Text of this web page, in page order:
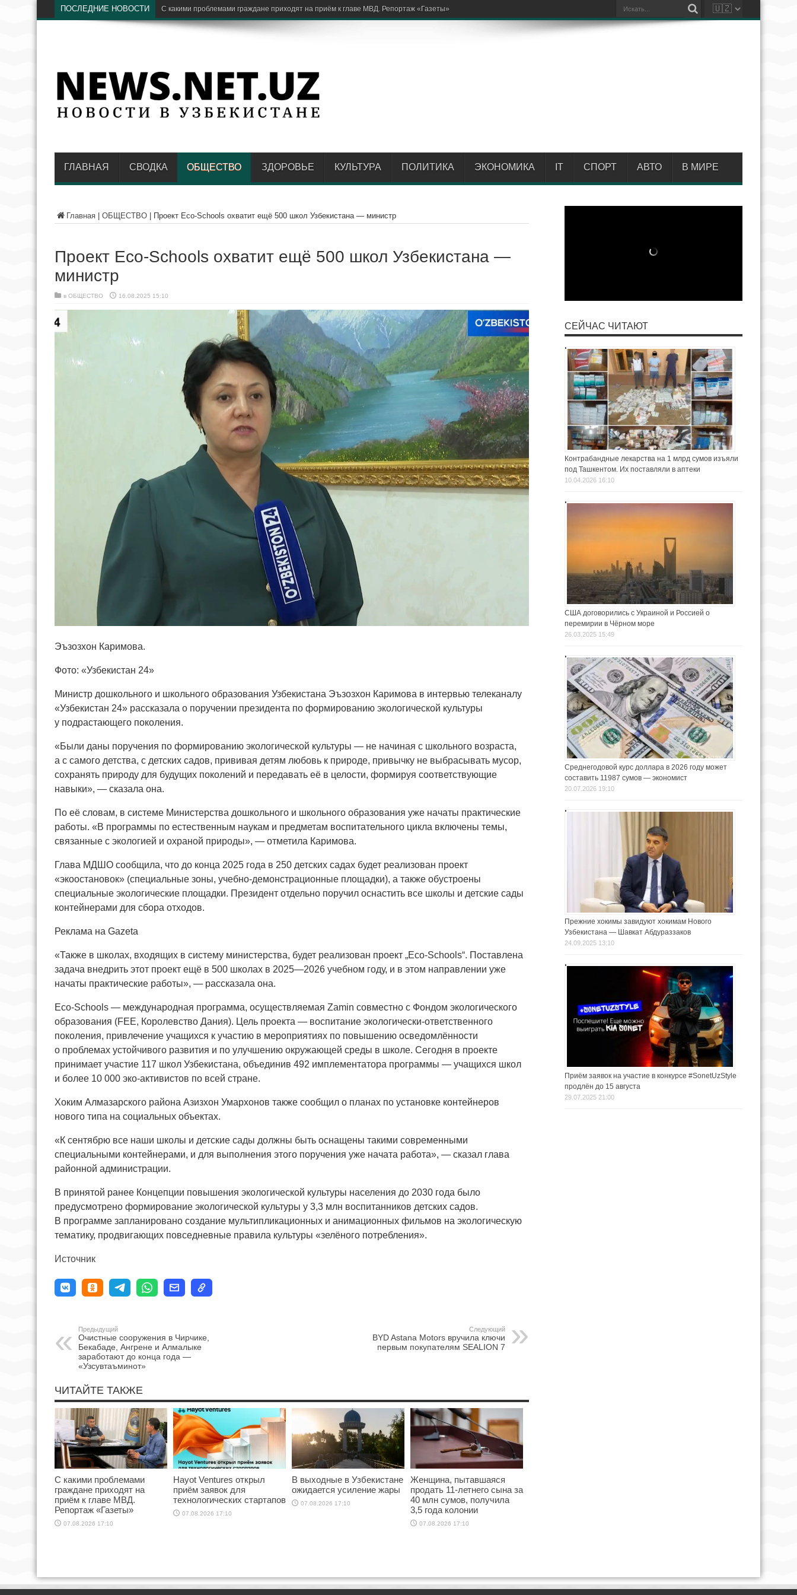
ПОСЛЕДНИЕ НОВОСТИ Hayot Venture
ГЛАВНАЯ СВОДКА ОБЩЕСТВО ЗДОРОВЬЕ КУЛЬТУРА ПОЛИТИКА ЭКОНОМИКА IT СПОРТ АВТО В МИРЕ
Главная ОБЩЕСТВО Проект Eco-Schools охватит ещё 500 школ Узбекистана — министр
Проект Eco-Schools охватит ещё 500 школ Узбекистана —
министр
в ОБЩЕСТВО 16.08.2025 15:10
Эъзозхон Каримова.
Фото: «Узбекистан 24»
Министр дошкольного и школьного образования Узбекистана Эъзозхон Каримова в интервью телеканалу
«Узбекистан 24» рассказала о поручении президента по формированию экологической культуры
у подрастающего поколения.
«Были даны поручения по формированию экологической культуры — не начиная с школьного возраста,
а с самого детства, с детских садов, прививая детям любовь к природе, привычку не выбрасывать мусор,
сохранять природу для будущих поколений и передавать её в целости, формируя соответствующие
навыки», — сказала она.
По её словам, в системе Министерства дошкольного и школьного образования уже начаты практические
работы. «В программы по естественным наукам и предметам воспитательного цикла включены темы,
связанные с экологией и охраной природы», — отметила Каримова.
Глава МДШО сообщила, что до конца 2025 года в 250 детских садах будет реализован проект
«экоостановок» (специальные зоны, учебно-демонстрационные площадки), а также обустроены
специальные экологические площадки. Президент отдельно поручил оснастить все школы и детские сады
контейнерами для сбора отходов.
Реклама на Gazeta
«Также в школах, входящих в систему министерства, будет реализован проект „Eco-Schools“. Поставлена
задача внедрить этот проект ещё в 500 школах в 2025—2026 учебном году, и в этом направлении уже
начаты практические работы», — рассказала она.
Eco-Schools — международная программа, осуществляемая Zamin совместно с Фондом экологического
образования (FEE, Королевство Дания). Цель проекта — воспитание экологически-ответственного
поколения, привлечение учащихся к участию в мероприятиях по повышению осведомлённости
о проблемах устойчивого развития и по улучшению окружающей среды в школе. Сегодня в проекте
принимает участие 117 школ Узбекистана, объединив 492 имплементатора программы — учащихся школ
и более 10 000 эко-активистов по всей стране.
Хоким Алмазарского района Азизхон Умархонов также сообщил о планах по установке контейнеров
нового типа на социальных объектах.
«К сентябрю все наши школы и детские сады должны быть оснащены такими современными
специальными контейнерами, и для выполнения этого поручения уже начата работа», — сказал глава
районной администрации.
В принятой ранее Концепции повышения экологической культуры населения до 2030 года было
предусмотрено формирование экологической культуры у 3,3 млн воспитанников детских садов.
В программе запланировано создание мультипликационных и анимационных фильмов на экологическую
тематику, продвигающих повседневные правила культуры «зелёного потребления».
Источник
Предыдущий
Очистные сооружения в Чирчике,
Бекабаде, Ангрене и Алмалыке
заработают до конца года —
«Узсувтаъминот»
Следующий
BYD Astana Motors вручила ключи
первым покупателям SEALION 7
ЧИТАЙТЕ ТАКЖЕ
С какими проблемами
граждане приходят на
приём к главе МВД.
Репортаж «Газеты»
07.08.2026 17:10
Hayot Ventures открыл
приём заявок для
технологических стартапов
07.08.2026 17:10
В выходные в Узбекистане
ожидается усиление жары
07.08.2026 17:10
Женщина, пытавшаяся
продать 11-летнего сына за
40 млн сумов, получила
3,5 года колонии
07.08.2026 17:10
СЕЙЧАС ЧИТАЮТ
Контрабандные лекарства на 1 млрд сумов изъяли
под Ташкентом. Их поставляли в аптеки
10.04.2026 16:10
США договорились с Украиной и Россией о
перемирии в Чёрном море
26.03.2025 15:49
Среднегодовой курс доллара в 2026 году может
составить 11987 сумов — экономист
20.07.2026 19:10
Прежние хокимы завидуют хокимам Нового
Узбекистана — Шавкат Абдураззаков
24.09.2025 13:10
Приём заявок на участие в конкурсе #SonetUzStyle
продлён до 15 августа
29.07.2025 21:00